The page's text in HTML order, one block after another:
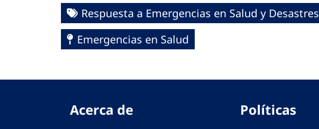
Respuesta a Emergencias en Salud y Desastres
Emergencias en Salud
Acerca de Políticas